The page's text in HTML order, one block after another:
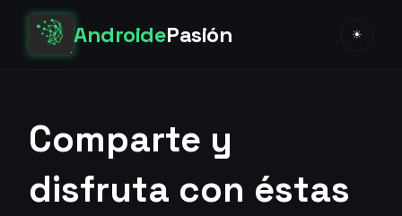
AndroidePasión ☀
Comparte y
disfruta con éstas